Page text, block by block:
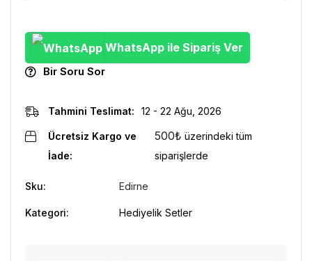
WhatsApp ile Sipariş Ver
Bir Soru Sor
Tahmini Teslimat: 12 - 22 Ağu, 2026
Ücretsiz Kargo ve
İade:
500₺ üzerindeki tüm
siparişlerde
Sku: Edirne
Kategori: Hediyelik Setler